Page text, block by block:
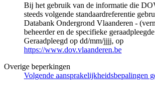
Bij het gebruik van de informatie die
steeds volgende standaardreferentie
Databank Ondergrond Vlaanderen -
beheerder en de specifieke
Geraadpleegd op dd/mm/jjjj, op
https://www.dov.vlaanderen.be
Overige beperkingen
Volgende aansprakelijkheidsbepalingen